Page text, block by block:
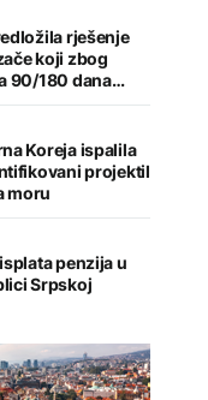
rješenje
koji zbog
90/180 dana
u EU
Koreja ispalila
projektil
moru
penzija u
Srpskoj